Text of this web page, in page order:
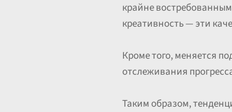
крайне
креативность — эти
Кроме того, меняется
отслеживания
Таким образом,